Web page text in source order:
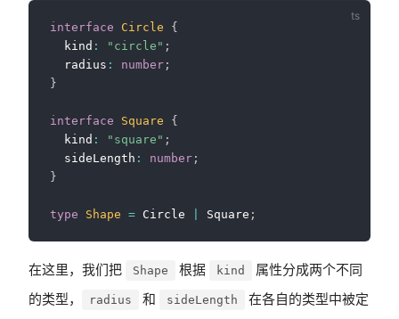
interface Circle
{
  kind
: "circle" ;
  radius
: number ;
}
interface Square
{
  kind
: "square" ;
  sideLength
: number ;
}
type Shape = Circle Square ;
在这里，我们把 Shape 根据 kind
属性分成两个不同
的类型，
radius 和 sideLength
在各自的类型中被定